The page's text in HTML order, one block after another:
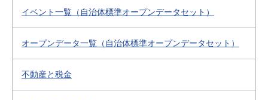
イベント一覧（自治体標準オープンデータセット）
オープンデータ一覧（自治体標準オープンデータセット）
不動産と税金